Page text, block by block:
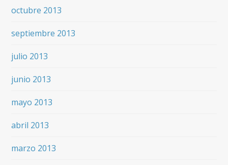
octubre 2013
septiembre 2013
julio 2013
junio 2013
mayo 2013
abril 2013
marzo 2013